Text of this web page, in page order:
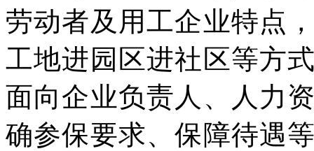
劳动者及用工企业特点
工地进园区进社区等方
面向企业负责人、人力
确参保要求、保障待遇